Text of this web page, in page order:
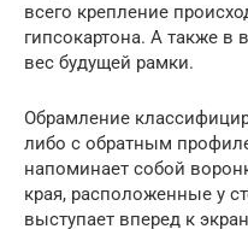
всего крепление
гипсокартона. А также в
вес будущей рамки.
Обрамление
либо с обратным
напоминает собой
края, расположенные у
выступает вперед к